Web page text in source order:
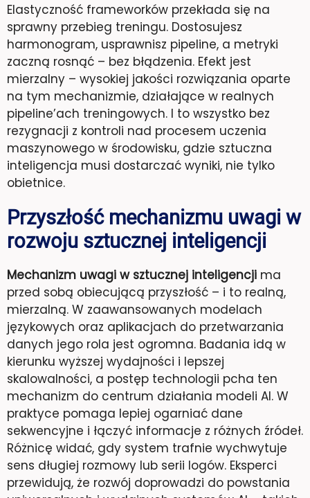
Elastyczność frameworków przekłada się na
sprawny przebieg treningu. Dostosujesz
harmonogram, usprawnisz pipeline, a metryki
zaczną rosnąć – bez błądzenia. Efekt jest
mierzalny – wysokiej jakości rozwiązania oparte
na tym mechanizmie, działające w realnych
pipeline’ach treningowych. I to wszystko bez
rezygnacji z kontroli nad procesem uczenia
maszynowego w środowisku, gdzie sztuczna
inteligencja musi dostarczać wyniki, nie tylko
obietnice.
Przyszłość mechanizmu uwagi w
rozwoju sztucznej inteligencji
Mechanizm uwagi w sztucznej inteligencji ma
przed sobą obiecującą przyszłość – i to realną,
mierzalną. W zaawansowanych modelach
językowych oraz aplikacjach do przetwarzania
danych jego rola jest ogromna. Badania idą w
kierunku wyższej wydajności i lepszej
skalowalności, a postęp technologii pcha ten
mechanizm do centrum działania modeli AI. W
praktyce pomaga lepiej ogarniać dane
sekwencyjne i łączyć informacje z różnych źródeł.
Różnicę widać, gdy system trafnie wychwytuje
sens długiej rozmowy lub serii logów. Eksperci
przewidują, że rozwój doprowadzi do powstania